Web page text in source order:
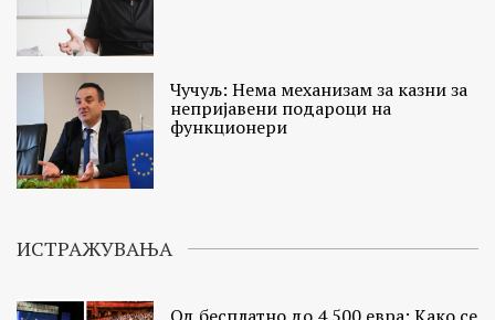
Чучуљ: Нема механизам за казни за
непријавени подароци на
функционери
ИСТРАЖУВАЊА
Од бесплатно до 4.500 евра: Како се